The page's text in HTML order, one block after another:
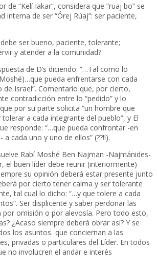
de “Kelí Iakar”, considera que “ruaj bo” se
interna de ser “Órej Rúaj”: ser paciente,
ser bueno, paciente, tolerante;
y atender a la comunidad?
de D’s diciendo: “…Tal como lo
pueda enfrentarse con cada
de Israel”. Comentario que, por cierto,
contradicción entre lo “pedido” y lo
por su parte solicita “un hombre que
a cada integrante del pueblo”, y El
responde: “…que pueda confrontar -en
cada uno y uno de ellos” (??!!).
Rabí Moshé Ben Najman -Najmánides-
el buen líder debe reunir (interiormente)
su opinión deberá estar presente junto
por cierto tener calma y ser tolerante
tal cual lo dicho: “…y que tolere a cada
Ser displicente y saber perdonar las
por omisión o por alevosía. Pero todo esto,
¿Acaso siempre deberá obrar así? Y se
los asuntos que conciernan a las
privadas o particulares del Líder. En todos
no involucren el andar e interés